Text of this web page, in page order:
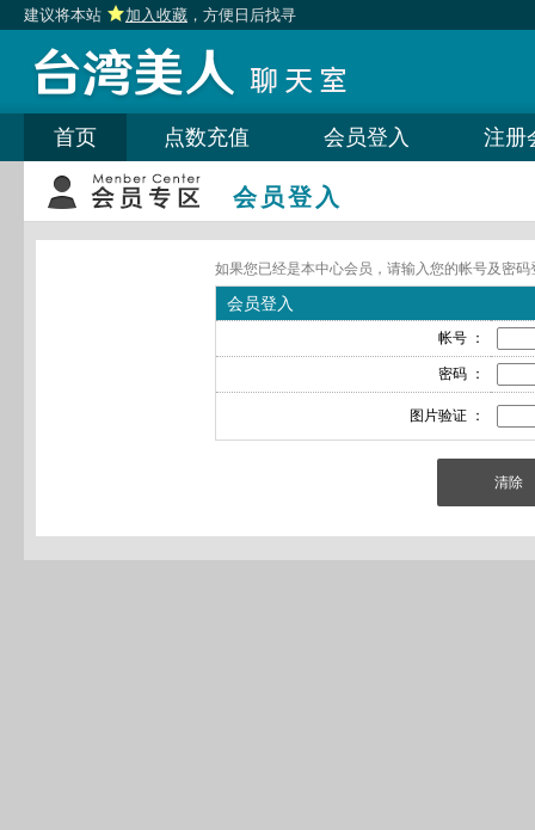
建议将本站 加入收藏 ，方便日后找寻
首页 点数充值 会员登入 注册
会员登入
如果您已经是本中心会员，请输入您的帐号及密
会员登入
帐号 ：
密码 ：
图片验证 ：